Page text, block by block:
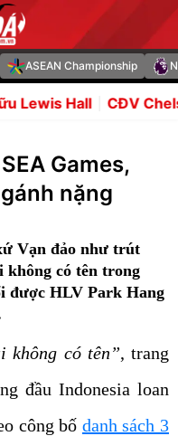
ASEAN Championship
Chelsea thất vọng
Games,
nặng
Vạn đảo như trút
không có tên trong
được HLV Park Hang
không có tên”, trang
đầu Indonesia loan
công bố danh sách 3